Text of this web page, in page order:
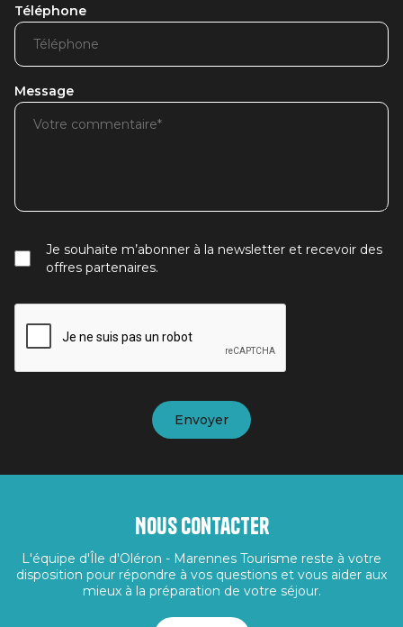
Téléphone
Message
Je souhaite m’abonner à la newsletter et recevoir des
offres partenaires.
Nous contacter
L'équipe d'Île d'Oléron - Marennes Tourisme reste à votre
disposition pour répondre à vos questions et vous aider aux
mieux à la préparation de votre séjour.